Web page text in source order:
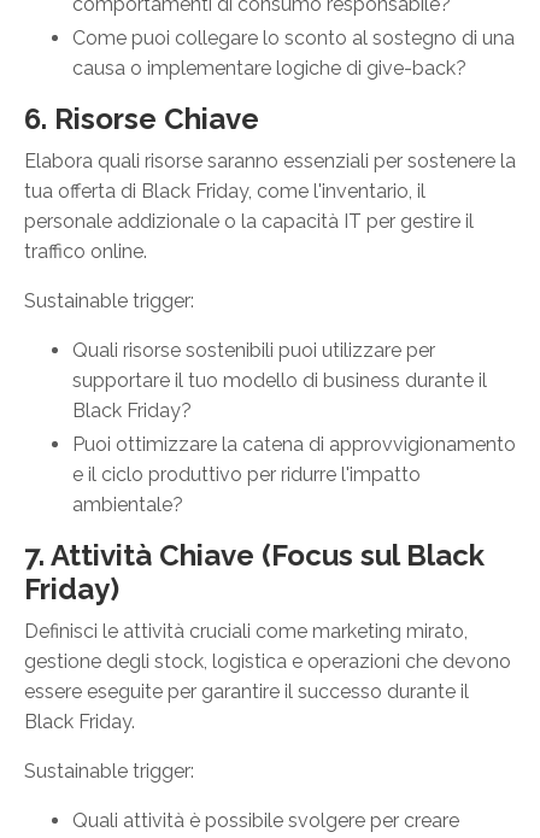
Come puoi collegare lo sconto al sostegno di una
causa o implementare logiche di give-back?
6. Risorse Chiave
Elabora quali risorse saranno essenziali per sostenere la
tua offerta di Black Friday, come l'inventario, il
personale addizionale o la capacità IT per gestire il
traffico online.
Sustainable trigger:
Quali risorse sostenibili puoi utilizzare per
supportare il tuo modello di business durante il
Black Friday?
Puoi ottimizzare la catena di approvvigionamento
e il ciclo produttivo per ridurre l'impatto
ambientale?
7. Attività Chiave (Focus sul Black
Friday)
Definisci le attività cruciali come marketing mirato,
gestione degli stock, logistica e operazioni che devono
essere eseguite per garantire il successo durante il
Black Friday.
Sustainable trigger:
Quali attività è possibile svolgere per creare